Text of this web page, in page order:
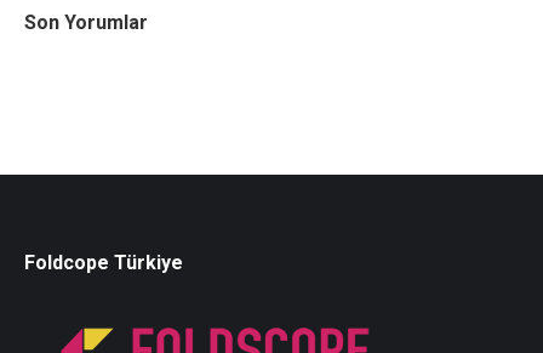
Son Yorumlar
Foldcope Türkiye